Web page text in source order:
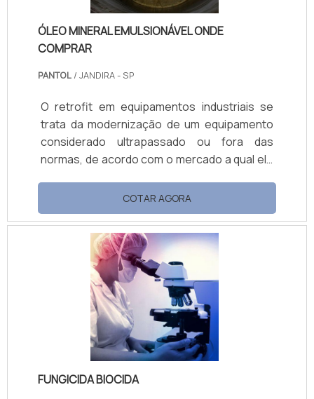
ÓLEO MINERAL EMULSIONÁVEL ONDE
COMPRAR
PANTOL / JANDIRA - SP
O retrofit em equipamentos industriais se
trata da modernização de um equipamento
considerado ultrapassado ou fora das
normas, de acordo com o mercado a qual ele
por empresas que necessitam obter uma
máquina específica para um trabalho. Na
maioria das vezes, ele não existe em
território nacional. SAIBA COMO O PRODUTO
APRESENTA UM ÓTIMO CUSTO BENEFÍCIOA
manutenção oferece ótima relação de
custo-benefício independente do
segmento. Este equipamento é impresc.
COTAR AGORA
FUNGICIDA BIOCIDA